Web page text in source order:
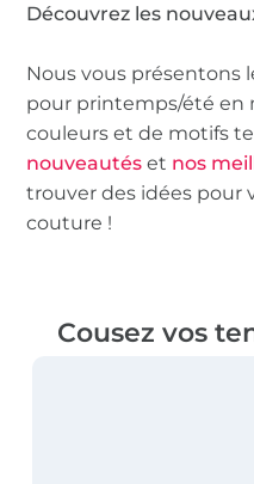
Découvrez les
Nous vous présentons
pour printemps/été en
couleurs et de motifs
nouveautés et nos
trouver des idées pour
couture !
Cousez vos